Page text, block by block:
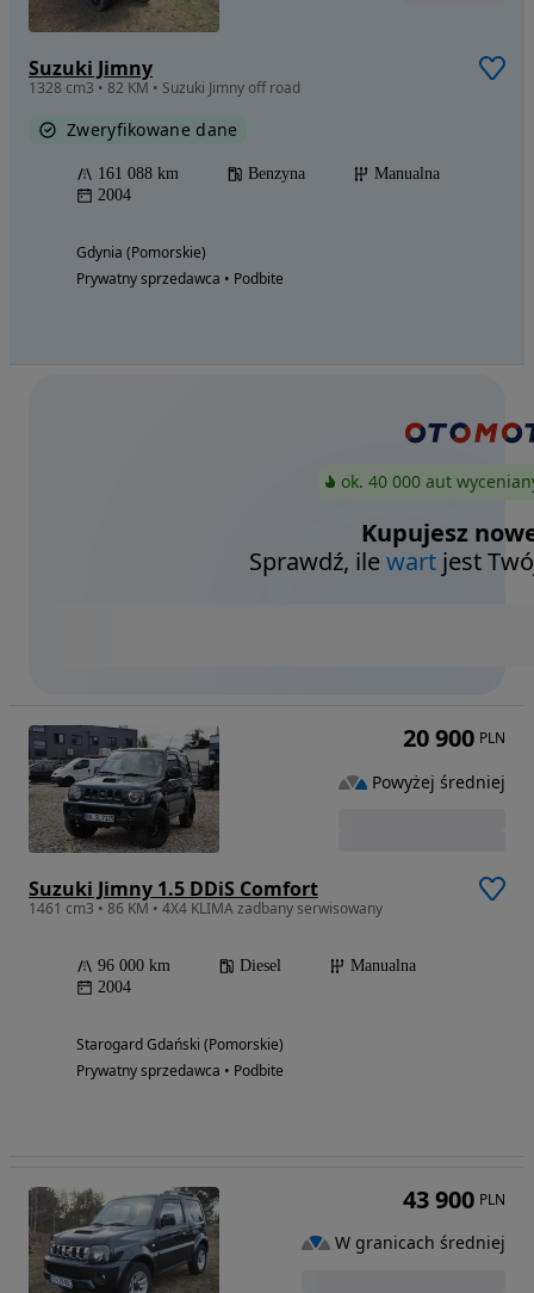
Suzuki Jimny
1328 cm3 • 82 KM • Suzuki Jimny off road
Zweryfikowane dane
161 088 km Benzyna
Manualna
2004
Gdynia (Pomorskie)
Prywatny sprzedawca • Podbite
ok. 40 000 aut
Kupujesz
Sprawdź, ilewart jest
Suzuki Jimny 1.5 DDiS Comfort
1461 cm3 • 86 KM • 4X4 KLIMA zadbany serwisowany
96 000 km Diesel
Manualna
2004
Starogard Gdański (Pomorskie)
Prywatny sprzedawca • Podbite
20 900 PLN
Powyżej średniej
43 900 PLN
W granicach średniej